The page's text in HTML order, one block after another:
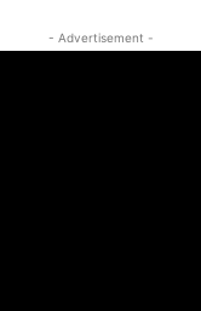
- Advertisement -